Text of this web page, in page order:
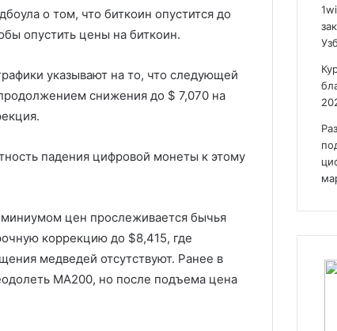
о том, что биткоин опустится до
опустить цены на биткоин.
указывают на то, что следующей
снижения до $ 7,070 на
падения цифровой монеты к этому
цен прослеживается бычья
коррекцию до $8,415, где
медведей отсутствуют. Ранее в
MA200, но после подъема цена